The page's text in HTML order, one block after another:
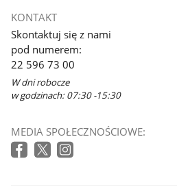
KONTAKT
Skontaktuj się z nami
pod numerem:
22 596 73 00
W dni robocze
w godzinach: 07:30 -15:30
MEDIA SPOŁECZNOŚCIOWE: